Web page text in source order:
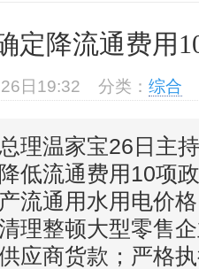
定降流通费用
日19:32 分类： 综合
理温家宝26日主
低流通费用10项
流通用水用电价
理整顿大型零售
应商货款；严格